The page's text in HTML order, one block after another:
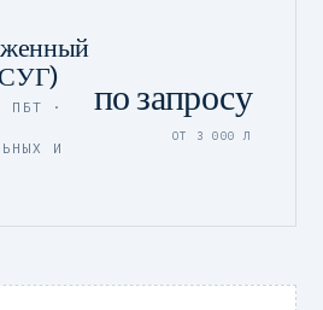
ПБТ ·
И
по запросу
ОТ 3 000 Л